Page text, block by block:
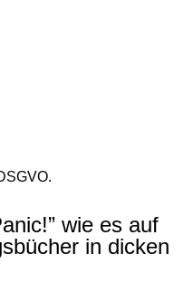
wie es auf
in dicken